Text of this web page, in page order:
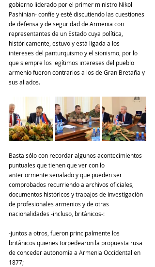
gobierno liderado por el primer ministro Nikol
Pashinian- confíe y esté discutiendo las cuestiones
de defensa y de seguridad de Armenia con
representantes de un Estado cuya política,
históricamente, estuvo y está ligada a los
intereses del panturquismo y el sionismo, por lo
que siempre los legítimos intereses del pueblo
armenio fueron contrarios a los de Gran Bretaña y
sus aliados.
Basta sólo con recordar algunos acontecimientos
puntuales que tienen que ver con lo
anteriormente señalado y que pueden ser
comprobados recurriendo a archivos oficiales,
documentos históricos y trabajos de investigación
de profesionales armenios y de otras
nacionalidades -incluso, británicos-:
-juntos a otros, fueron principalmente los
británicos quienes torpedearon la propuesta rusa
de conceder autonomía a Armenia Occidental en
1877;